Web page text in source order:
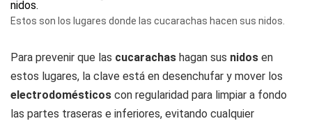
Estos son los lugares donde las cucarachas hacen sus nidos.
Para prevenir que las cucarachas hagan sus nidos en
estos lugares, la clave está en desenchufar y mover los
electrodomésticos con regularidad para limpiar a fondo
las partes traseras e inferiores, evitando cualquier